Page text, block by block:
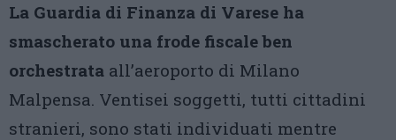
La Guardia di Finanza di Varese ha
smascherato una frode fiscale ben
orchestrata all’aeroporto di Milano
Malpensa. Ventisei soggetti, tutti cittadini
stranieri, sono stati individuati mentre